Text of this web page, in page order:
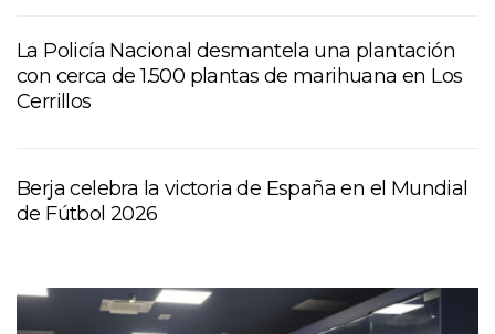
La Policía Nacional desmantela una plantación
con cerca de 1.500 plantas de marihuana en Los
Cerrillos
Berja celebra la victoria de España en el Mundial
de Fútbol 2026